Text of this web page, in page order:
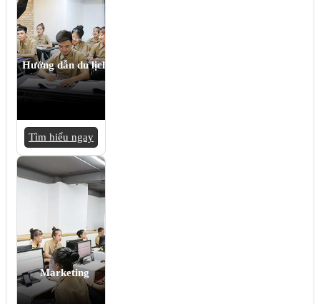
Hướng dẫn du lịch
Tìm hiểu ngay
Marketing